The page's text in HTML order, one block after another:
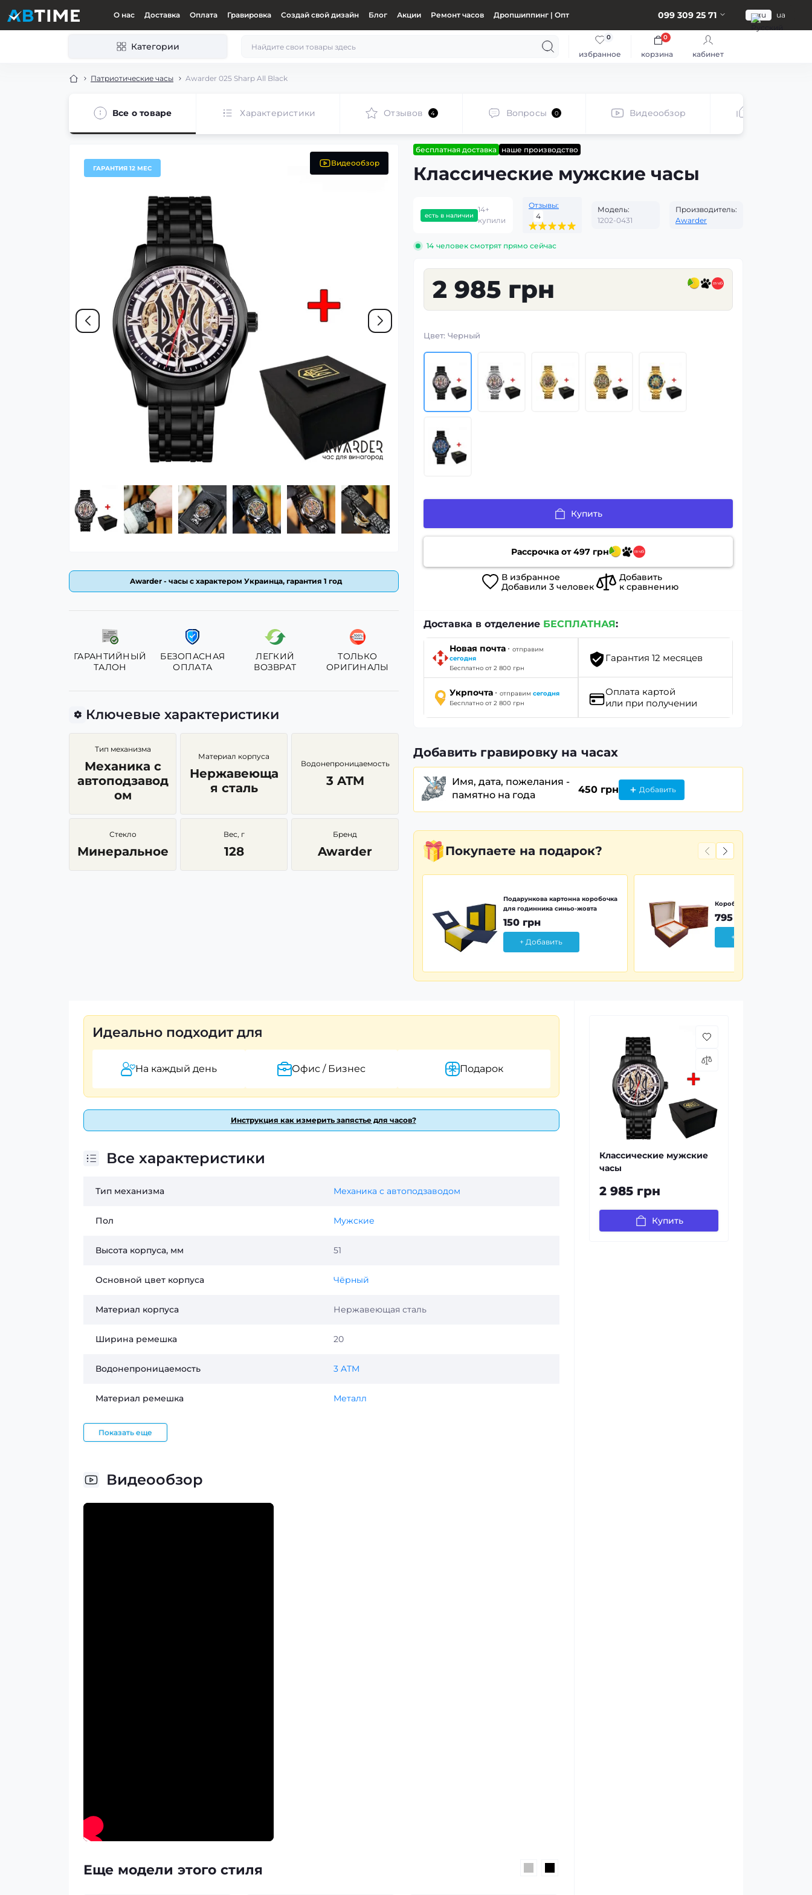
О нас Доставка Оплата Гравировка Создай свой дизайн Блог Акции Ремонт часов Дропшиппинг | Опт 099 309 25 71 ru ua
Категории
избранное
0
корзина
0
кабинет
Патриотические часы Awarder 025 Sharp All Black
Все о товаре Характеристики Отзывов 4 Вопросы 0 Видеообзор
ГАРАНТИЯ 12 МЕС
Видеообзор
Awarder - часы с характером Украинца, гарантия 1 год
ГАРАНТИЙНЫЙ
ТАЛОН
БЕЗОПАСНАЯ
ОПЛАТА
ЛЕГКИЙ
ВОЗВРАТ
ТОЛЬКО
ОРИГИНАЛЫ
Ключевые характеристики
Тип механизма
Механика с
автоподзавод
ом
Материал корпуса
Нержавеюща
я сталь
Водонепроницаемость
3 ATM
Стекло
Минеральное
Вес, г
128
Бренд
Awarder
бесплатная доставка наше производство
Классические мужские часы
есть в наличии
14+
купили
Отзывы:
4
Модель:
1202-0431
Производитель:
Awarder
14 человек смотрят прямо сейчас
2 985 грн
Цвет: Черный
Купить
Рассрочка от497 грн
В избранное
Добавили 3человек
Добавить
к сравнению
Доставка в отделение БЕСПЛАТНАЯ:
Новая почта · отправим
сегодня
Бесплатно от 2 800 грн
Укрпочта · отправим сегодня
Бесплатно от 2 800 грн
Гарантия 12 месяцев
Оплата картой
или при получении
Добавить гравировку на часах
Имя, дата, пожелания -
памятно на года
450 грн Добавить
Покупаете на подарок?
Подарункова картонна коробочка
для годинника синьо-жовта
150 грн
+ Добавить
Коробочка дерево Wood
795 грн
+ Добавить
Идеально подходит для
На каждый день Офис / Бизнес Подарок
Инструкция как измерить запястье для часов?
Все характеристики
Тип механизма Механика с автоподзаводом
Пол Мужские
Высота корпуса, мм 51
Основной цвет корпуса Чёрный
Материал корпуса Нержавеющая сталь
Ширина ремешка 20
Водонепроницаемость 3 ATM
Материал ремешка Металл
Показать еще
Видеообзор
Еще модели этого стиля
Классические мужские
часы
2 985 грн
Купить